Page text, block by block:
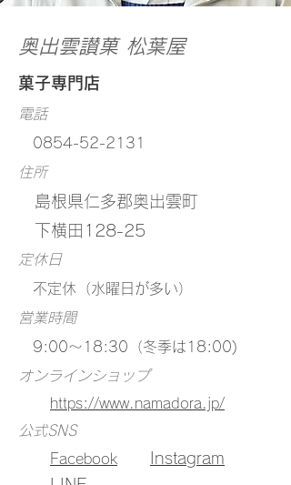
奥出雲讃菓 松葉屋
菓子専門店
電話
0854-52-2131
住所
島根県仁多郡奥出雲町
下横田128-25
定休日
不定休（水曜日が多い）
営業時間
9:00～18:30（冬季は18:00)
オンラインショップ
https://www.namadora.jp/
公式SNS
Facebook
Instagram